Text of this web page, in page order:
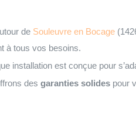
de Souleuvre en Bocage
à tous vos besoins.
installation est conçue pour
des garanties solidespour